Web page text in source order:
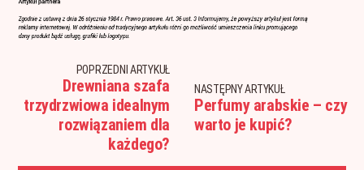
POPRZEDNI ARTYKUŁ
Drewniana szafa
trzydrzwiowa idealnym
rozwiązaniem dla
każdego?
NASTĘPNY ARTYKUŁ
Perfumy arabskie – czy
warto je kupić?